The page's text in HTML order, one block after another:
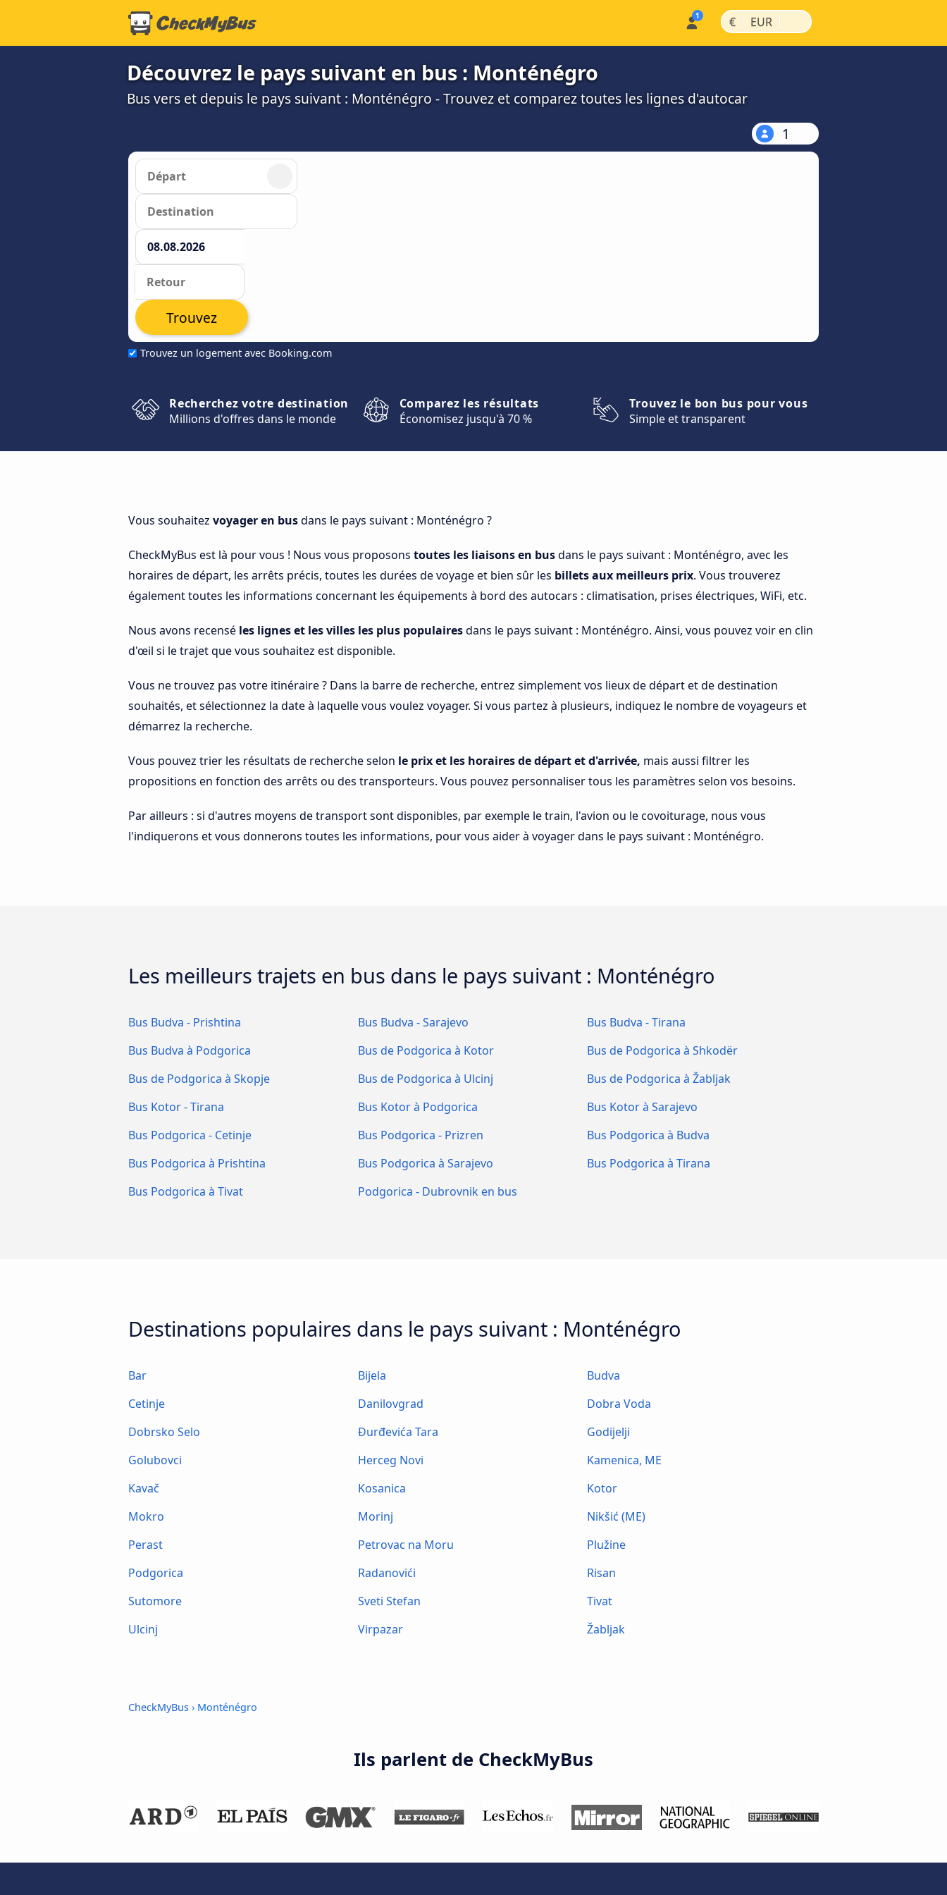
€ | EUR |
Découvrez le pays suivant en bus : Monténégro
Bus vers et depuis le pays suivant : Monténégro - Trouvez et comparez toutes les lignes d'autocar
1
Trouvez un logement avec Booking.com
Trouvez
Recherchez votre destination
Millions d'offres dans le monde
Comparez les résultats
Économisez jusqu'à 70 %
Trouvez le bon bus pour vous
Simple et transparent
Vous souhaitez voyager en busdans le pays suivant : Monténégro ?
CheckMyBus est là pour vous ! Nous vous proposons toutes les liaisons en busdans le pays suivant : Monténégro, avec les
horaires de départ, les arrêts précis, toutes les durées de voyage et bien sûr les billets aux meilleurs prix. Vous trouverez
également toutes les informations concernant les équipements à bord des autocars : climatisation, prises électriques, WiFi, etc.
Nous avons recensé les lignes et les villes les plus populairesdans le pays suivant : Monténégro. Ainsi, vous pouvez voir en clin
d'œil si le trajet que vous souhaitez est disponible.
Vous ne trouvez pas votre itinéraire ? Dans la barre de recherche, entrez simplement vos lieux de départ et de destination
souhaités, et sélectionnez la date à laquelle vous voulez voyager. Si vous partez à plusieurs, indiquez le nombre de voyageurs et
démarrez la recherche.
Vous pouvez trier les résultats de recherche selon le prix et les horaires de départ et d'arrivée, mais aussi filtrer les
propositions en fonction des arrêts ou des transporteurs. Vous pouvez personnaliser tous les paramètres selon vos besoins.
Par ailleurs : si d'autres moyens de transport sont disponibles, par exemple le train, l'avion ou le covoiturage, nous vous
l'indiquerons et vous donnerons toutes les informations, pour vous aider à voyager dans le pays suivant : Monténégro.
Les meilleurs trajets en bus dans le pays suivant : Monténégro
Bus Budva - Prishtina Bus Budva - Sarajevo
Bus Budva - Tirana
Bus Budva à Podgorica
Bus de Podgorica à Kotor
Bus de Podgorica à Shkodër
Bus de Podgorica à Skopje
Bus de Podgorica à Ulcinj
Bus de Podgorica à Žabljak
Bus Kotor - Tirana
Bus Kotor à Podgorica
Bus Kotor à Sarajevo
Bus Podgorica - Cetinje
Bus Podgorica - Prizren
Bus Podgorica à Budva
Bus Podgorica à Prishtina
Bus Podgorica à Sarajevo
Bus Podgorica à Tirana
Bus Podgorica à Tivat
Podgorica - Dubrovnik en bus
Destinations populaires dans le pays suivant : Monténégro
Bar Bijela
Budva
Cetinje
Danilovgrad
Dobra Voda
Dobrsko Selo
Đurđevića Tara
Godijelji
Golubovci
Herceg Novi
Kamenica, ME
Kavač
Kosanica
Kotor
Mokro
Morinj
Nikšić (ME)
Perast
Petrovac na Moru
Plužine
Podgorica
Radanovići
Risan
Sutomore
Sveti Stefan
Tivat
Ulcinj
Virpazar Žabljak
CheckMyBus › Monténégro
Ils parlent de CheckMyBus